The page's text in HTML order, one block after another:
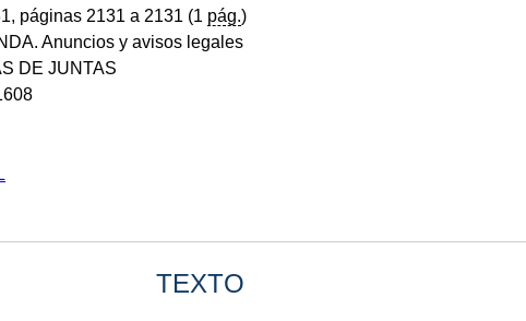
páginas 2131 a 2131 (1 pág.)
Anuncios y avisos legales
DE JUNTAS
TEXTO